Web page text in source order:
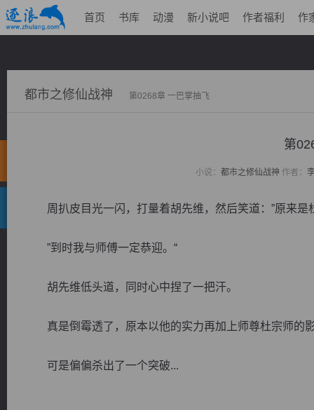
首页 书库 动漫 新小说吧 作者福利 作
都市之修仙战神 第0268章 一巴掌抽飞
第
小说： 都市之修仙战神 作者：
周扒皮目光一闪，打量着胡先维，然后笑道：”原来是
”到时我与师傅一定恭迎。“
胡先维低头道，同时心中捏了一把汗。
真是倒霉透了，原本以他的实力再加上师尊杜宗师的
可是偏偏杀出了一个突破...